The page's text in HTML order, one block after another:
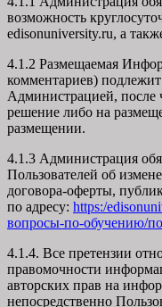
возможность
edisonuniversity.ru, а
4.1.2 Размещаемая
комментариев)
Администрацией, после
решение либо на
размещении.
4.1.3 Администрация
Пользователей об
договора-оферты,
по адресу: https:/
вопросы-по-обучению/
4.1.4. Все претензии
правомочности
авторских прав на
непосредственно